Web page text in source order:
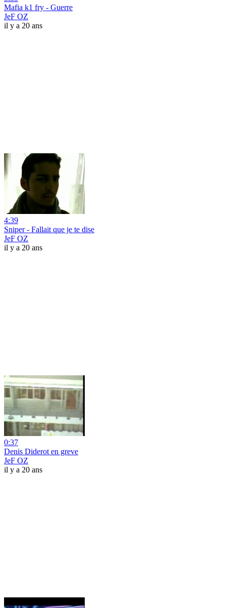
Mafia k1 fry - Guerre
JeF OZ
il y a 20 ans
4:39
Sniper - Fallait que je te dise
JeF OZ
il y a 20 ans
0:37
Denis Diderot en greve
JeF OZ
il y a 20 ans